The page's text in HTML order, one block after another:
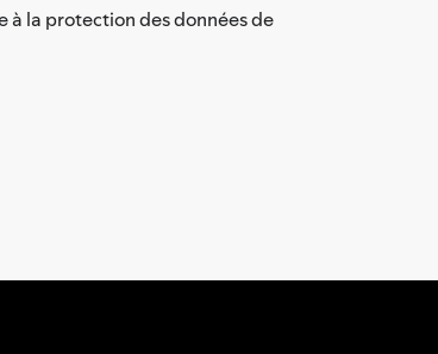
à la protection des données de